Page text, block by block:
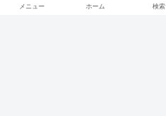
メニュー ホーム 検索